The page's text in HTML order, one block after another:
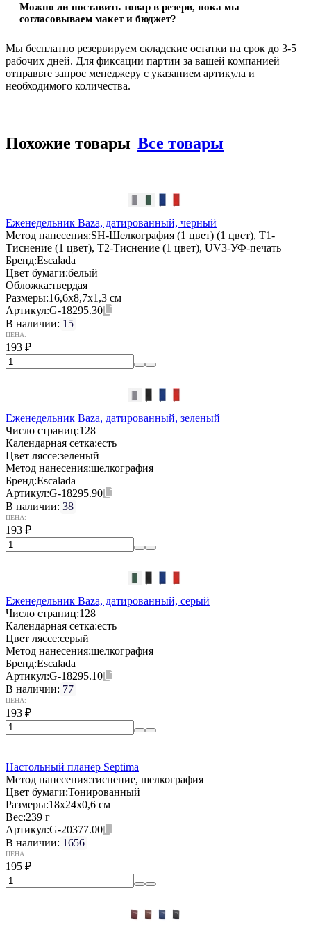
Можно ли поставить товар в резерв, пока мы
согласовываем макет и бюджет?
Мы бесплатно резервируем складские остатки на срок до 3-5
рабочих дней. Для фиксации партии за вашей компанией
отправьте запрос менеджеру с указанием артикула и
необходимого количества.
Похожие товары Все товары
Еженедельник Baza, датированный, черный
Метод нанесения:SH-Шелкография (1 цвет) (1 цвет), T1-
Тиснение (1 цвет), T2-Тиснение (1 цвет), UV3-УФ-печать
Бренд:Escalada
Цвет бумаги:белый
Обложка:твердая
Размеры:16,6х8,7х1,3 см
Артикул:G-18295.30
В наличии: 15
ЦЕНА:
193 ₽
Еженедельник Baza, датированный, зеленый
Число страниц:128
Календарная сетка:есть
Цвет ляссе:зеленый
Метод нанесения:шелкография
Бренд:Escalada
Артикул:G-18295.90
В наличии: 38
ЦЕНА:
193 ₽
Еженедельник Baza, датированный, серый
Число страниц:128
Календарная сетка:есть
Цвет ляссе:серый
Метод нанесения:шелкография
Бренд:Escalada
Артикул:G-18295.10
В наличии: 77
ЦЕНА:
193 ₽
Настольный планер Septima
Метод нанесения:тиснение, шелкография
Цвет бумаги:Тонированный
Размеры:18х24х0,6 см
Вес:239 г
Артикул:G-20377.00
В наличии: 1656
ЦЕНА:
195 ₽